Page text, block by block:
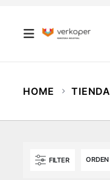
HOME TIENDA
FILTER